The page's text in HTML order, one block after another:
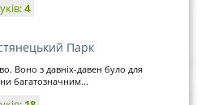
4
Парк
Воно з давніх-давен було для
багатозначним...